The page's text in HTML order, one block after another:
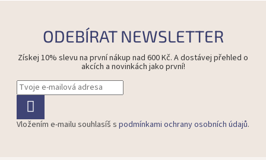
ODEBÍRAT NEWSLETTER
Získej 10% slevu na první nákup nad 600 Kč. A dostávej přehled o
akcích a novinkách jako první!
Vložením e-mailu souhlasíš s podmínkami ochrany osobních údajů.